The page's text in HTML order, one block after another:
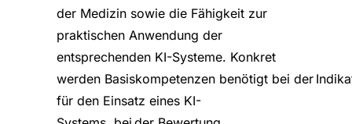
der Medizin sowie die Fähigkeit zur
praktischen Anwendung der
entsprechenden KI-Systeme. Konkret
werden Basiskompetenzen benötigt bei der
für den Einsatz eines KI-